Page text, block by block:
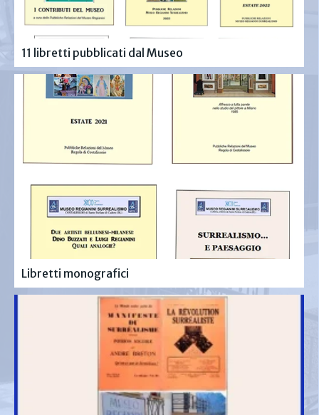
11 libretti pubblicati dal Museo
Libretti monografici